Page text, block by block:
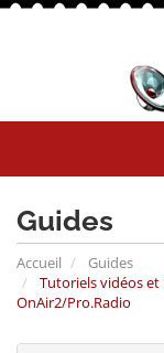
Guides
Accueil
Guides
Tutoriels vidéos et
OnAir2/Pro.Radio